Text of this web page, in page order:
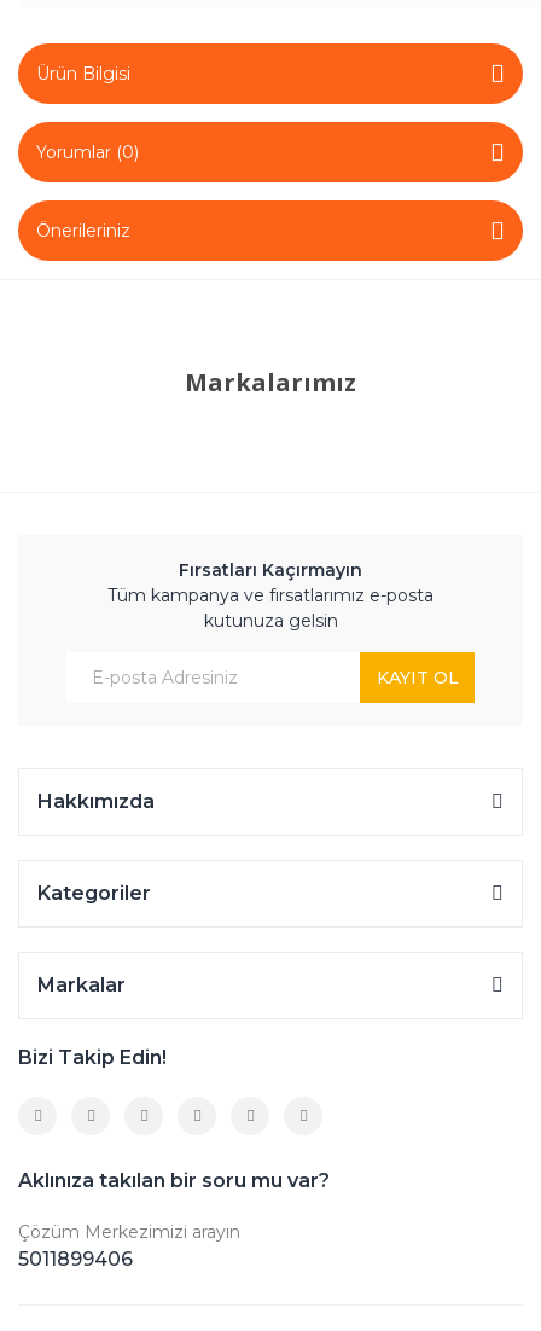
Ürün Bilgisi
Yorumlar (0)
Önerileriniz
Markalarımız
Fırsatları Kaçırmayın
Tüm kampanya ve fırsatlarımız e-posta
kutunuza gelsin
KAYIT OL
Hakkımızda
Kategoriler
Markalar
Bizi Takip Edin!
Aklınıza takılan bir soru mu var?
Çözüm Merkezimizi arayın
5011899406